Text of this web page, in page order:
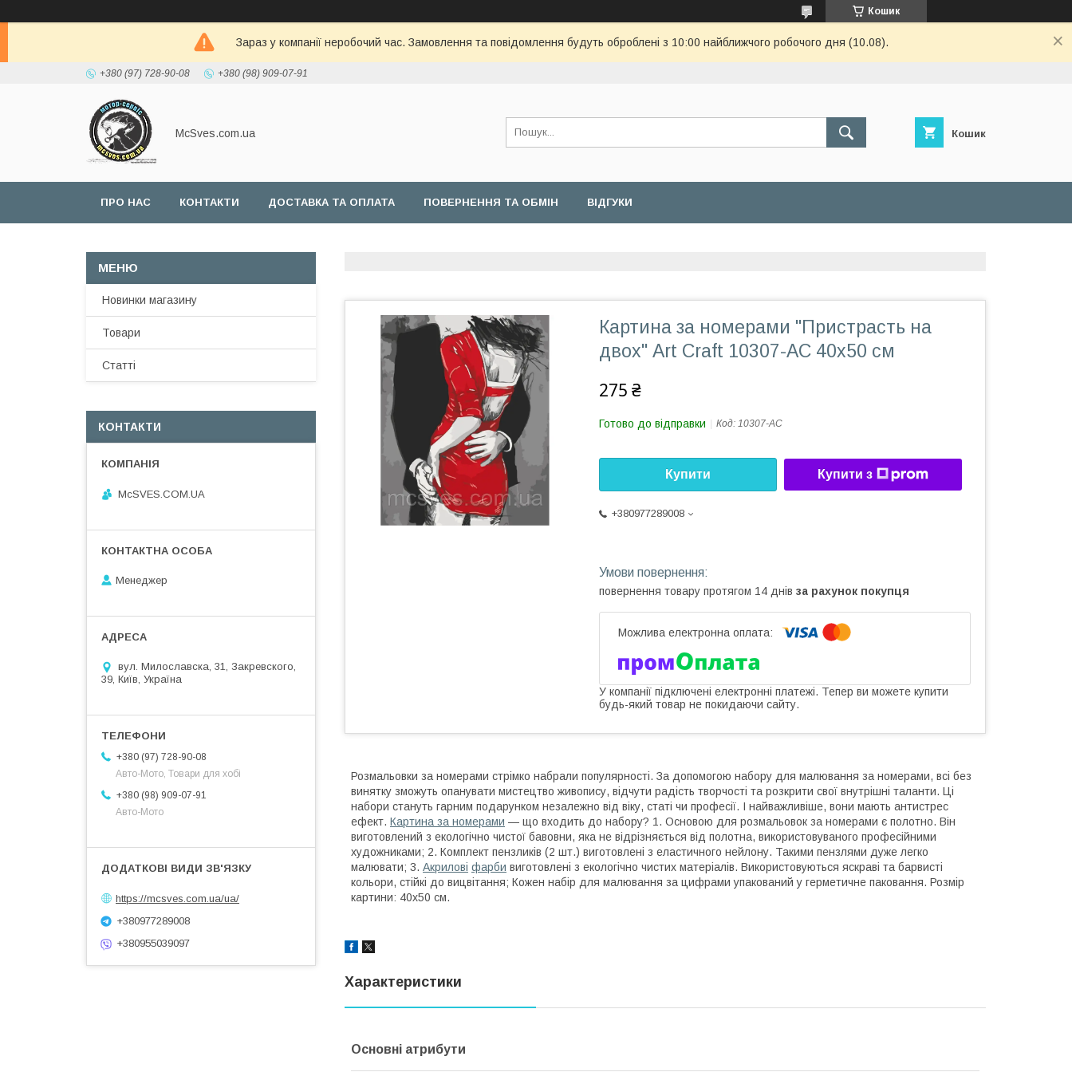
Кошик
Зараз у компанії неробочий час. Замовлення та повідомлення будуть оброблені з 10:00 найближчого робочого дня (10.08).
+380 (97) 728-90-08 +380 (98) 909-07-91
McSves.com.ua Кошик
ПРО НАС КОНТАКТИ ДОСТАВКА ТА ОПЛАТА ПОВЕРНЕННЯ ТА ОБМІН ВІДГУКИ
Картина за номерами "Пристрасть на
двох" Art Craft 10307-AC 40х50 см
275 ₴
Готово до відправки Код: 10307-AC
Купити Купити з
+380977289008
повернення товару протягом 14 днів за рахунок покупця
У компанії підключені електронні платежі. Тепер ви можете купити
будь-який товар не покидаючи сайту.
Розмальовки за номерами стрімко набрали популярності. За допомогою набору для малювання за номерами, всі без
винятку зможуть опанувати мистецтво живопису, відчути радість творчості та розкрити свої внутрішні таланти. Ці
набори стануть гарним подарунком незалежно від віку, статі чи професії. І найважливіше, вони мають антистрес
ефект. Картина за номерами — що входить до набору? 1. Основою для розмальовок за номерами є полотно. Він
виготовлений з екологічно чистої бавовни, яка не відрізняється від полотна, використовуваного професійними
художниками; 2. Комплект пензликів (2 шт.) виготовлені з еластичного нейлону. Такими пензлями дуже легко
малювати; 3. Акрилові фарби виготовлені з екологічно чистих матеріалів. Використовуються яскраві та барвисті
кольори, стійкі до вицвітання; Кожен набір для малювання за цифрами упакований у герметичне паковання. Розмір
картини: 40х50 см.
Характеристики
Основні атрибути
Новинки магазину
Товари
Статті
КОНТАКТИ
McSVES.COM.UA
Менеджер
вул. Милославска, 31, Закревского,
39, Київ, Україна
+380 (97) 728-90-08
Авто-Мото, Товари для хобі
+380 (98) 909-07-91
Авто-Мото
https://mcsves.com.ua/ua/
+380977289008
+380955039097